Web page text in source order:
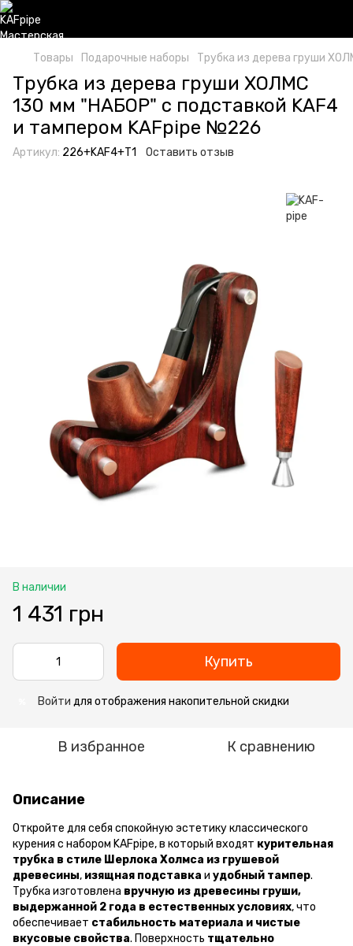
Товары Подарочные наборы Трубка из дерева груши
Трубка из дерева груши ХОЛМС
130 мм "НАБОР" с подставкой KAF4
и тампером KAFpipe №226
Артикул: 226+KAF4+T1 Оставить отзыв
В наличии
1 431 грн
Купить
Войти для отображения накопительной скидки
В избранное К сравнению
Описание
Откройте для себя спокойную эстетику классического
курения с набором KAFpipe, в который входят курительная
трубка в стиле Шерлока Холмса из грушевой
древесины, изящная подставка и удобный тампер.
Трубка изготовлена вручную из древесины груши,
выдержанной 2 года в естественных условиях, что
обеспечивает стабильность материала и чистые
вкусовые свойства. Поверхность тщательно